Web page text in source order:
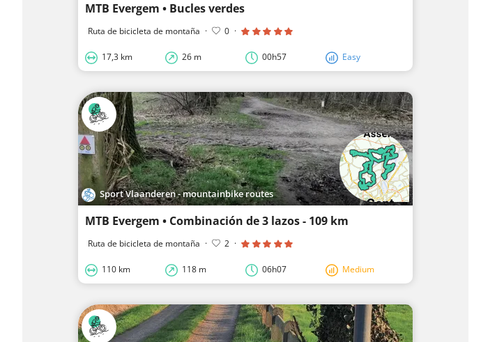
MTB Evergem • Bucles verdes
Ruta de bicicleta de montaña · 0 ·
17,3 km 26 m 00h57 Easy
Sport Vlaanderen - mountainbike routes
MTB Evergem • Combinación de 3 lazos - 109 km
Ruta de bicicleta de montaña · 2 ·
110 km 118 m 06h07 Medium